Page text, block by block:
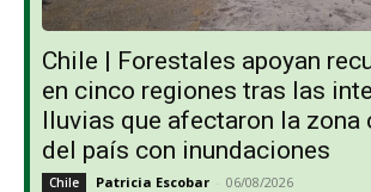
Chile | Forestales apoyan
en cinco regiones tras las
lluvias que afectaron la zona
del país con inundaciones
Chile Patricia Escobar - 06/08/2026